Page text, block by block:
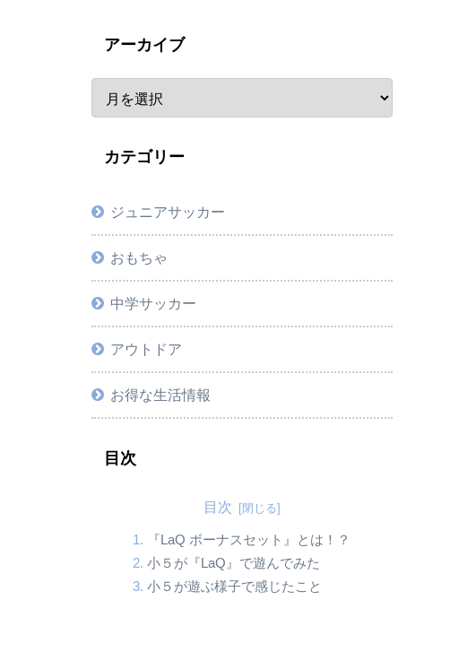
アーカイブ
カテゴリー
ジュニアサッカー
おもちゃ
中学サッカー
アウトドア
お得な生活情報
目次
目次
『LaQ ボーナスセット』とは！？
小５が『LaQ』で遊んでみた
小５が遊ぶ様子で感じたこと